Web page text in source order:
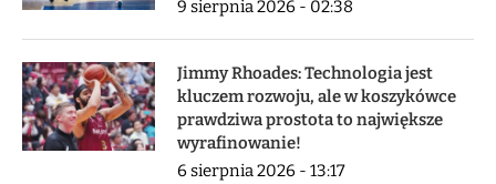
9 sierpnia 2026 - 02:38
Jimmy Rhoades: Technologia jest
kluczem rozwoju, ale w koszykówce
prawdziwa prostota to największe
wyrafinowanie!
6 sierpnia 2026 - 13:17